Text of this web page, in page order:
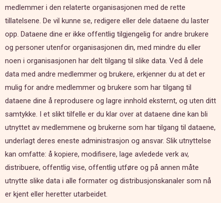
medlemmer i den relaterte organisasjonen med de rette
tillatelsene. De vil kunne se, redigere eller dele dataene du laster
opp. Dataene dine er ikke offentlig tilgjengelig for andre brukere
og personer utenfor organisasjonen din, med mindre du eller
noen i organisasjonen har delt tilgang til slike data. Ved å dele
data med andre medlemmer og brukere, erkjenner du at det er
mulig for andre medlemmer og brukere som har tilgang til
dataene dine å reprodusere og lagre innhold eksternt, og uten ditt
samtykke. I et slikt tilfelle er du klar over at dataene dine kan bli
utnyttet av medlemmene og brukerne som har tilgang til dataene,
underlagt deres eneste administrasjon og ansvar. Slik utnyttelse
kan omfatte: å kopiere, modifisere, lage avledede verk av,
distribuere, offentlig vise, offentlig utføre og på annen måte
utnytte slike data i alle formater og distribusjonskanaler som nå
er kjent eller heretter utarbeidet.